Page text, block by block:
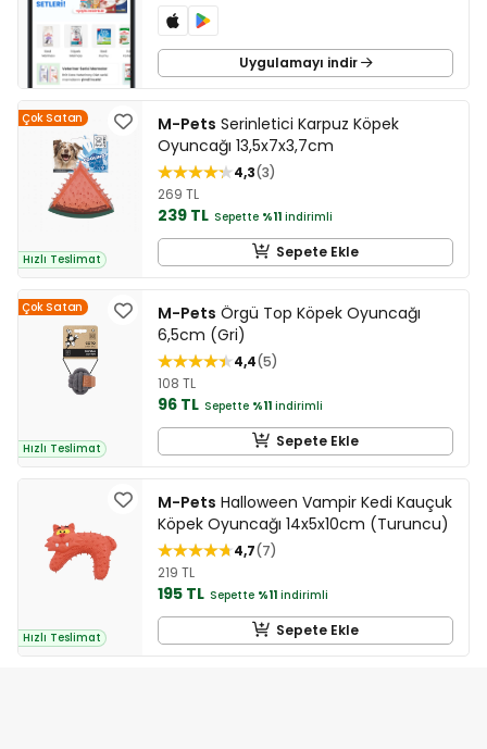
Uygulamayı indir
Çok Satan
Hızlı Teslimat
M-Pets Serinletici Karpuz Köpek
Oyuncağı 13,5x7x3,7cm
4,3 3
269 TL
239 TL Sepette %11 indirimli
Sepete Ekle
Çok Satan
Hızlı Teslimat
M-Pets Örgü Top Köpek Oyuncağı
6,5cm (Gri)
4,4 5
108 TL
96 TL Sepette %11 indirimli
Sepete Ekle
Hızlı Teslimat
M-Pets Halloween Vampir Kedi Kauçuk
Köpek Oyuncağı 14x5x10cm (Turuncu)
4,7 7
219 TL
195 TL Sepette %11 indirimli
Sepete Ekle